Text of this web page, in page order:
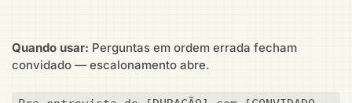
Quando usar: Perguntas em ordem errada fecham
convidado — escalonamento abre.